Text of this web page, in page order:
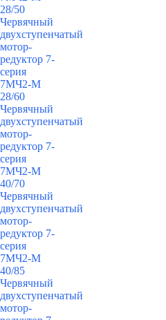
28/50
Червячный
двухступенчатый
мотор-
редуктор 7-
серия
7МЧ2-М
28/60
Червячный
двухступенчатый
мотор-
редуктор 7-
серия
7МЧ2-М
40/70
Червячный
двухступенчатый
мотор-
редуктор 7-
серия
7МЧ2-М
40/85
Червячный
двухступенчатый
мотор-